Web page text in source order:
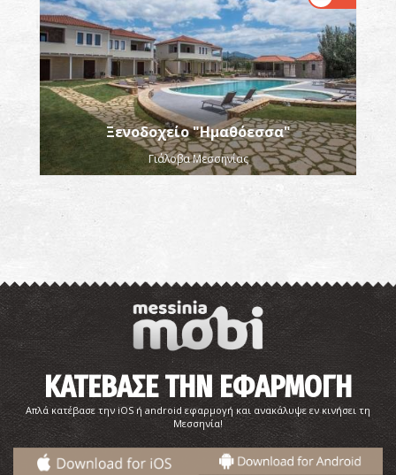
Ξενοδοχείο "Ημαθόεσσα"
Γιάλοβα Μεσσηνίας
ΚΑΤΕΒΑΣΕ ΤΗΝ ΕΦΑΡΜΟΓΗ
Απλά κατέβασε την iOS ή android εφαρμογή και ανακάλυψε εν κινήσει τη
Μεσσηνία!